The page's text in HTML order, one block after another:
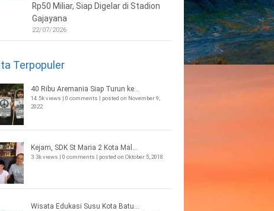
Rp50 Miliar, Siap Digelar di Stadion
Gajayana
22/07/2026
Terpopuler
40 Ribu Aremania Siap Turun ke...
14.5k views | 0 comments | posted on November 9,
2022
Kejam, SDK St Maria 2 Kota Mal...
3.3k views | 0 comments | posted on Oktober 5, 2018
Wisata Edukasi Susu Kota Batu...